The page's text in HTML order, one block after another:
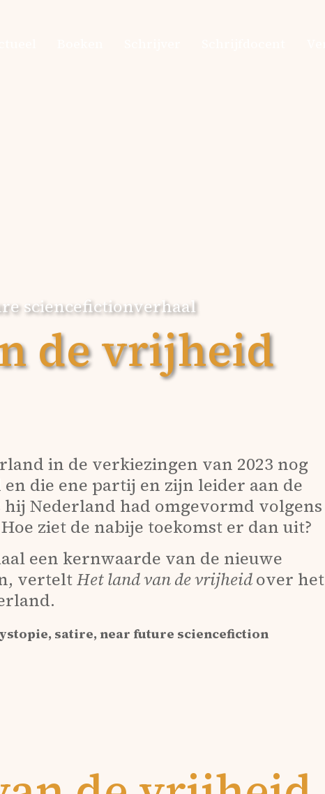
sciencefictionverhaal
de vrijheid
in de verkiezingen van 2023 nog
die ene partij en zijn leider aan de
hij Nederland had omgevormd volgens
ziet de nabije toekomst er dan uit?
een kernwaarde van de nieuwe
verteltHet land van de vrijheidover het
satire, near future sciencefiction